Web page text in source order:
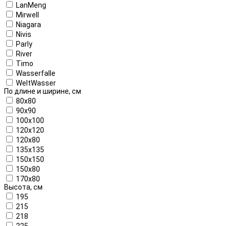
LanMeng
Mirwell
Niagara
Nivis
Parly
River
Timo
Wasserfalle
WeltWasser
По длине и ширине, см
80x80
90x90
100x100
120x120
120x80
135x135
150x150
150x80
170x80
Высота, см
195
215
218